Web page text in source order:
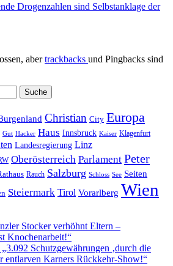
Drogenzahlen sind Selbstanklage der
abertrackbacks und Pingbacks sind
Christian City Europa
Gut Hacker Haus Innsbruck Kaiser Klagenfurt
Landesregierung Linz
Oberösterreich Parlament Peter
Rauch Salzburg Schloss See Seiten
Steiermark Tirol Vorarlberg Wien
Stocker verhöhnt Eltern –
Knochenarbeit!“
Schutzgewährungen ‚durch die
entlarven Karners Rückkehr-Show!“